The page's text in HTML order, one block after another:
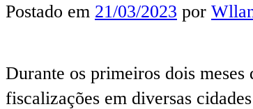
Postado em 21/03/2023 por
Durante os primeiros dois
fiscalizações em diversas